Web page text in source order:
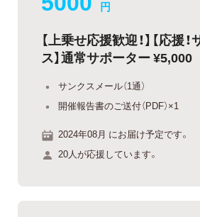
円
【上乗せ応援歓迎！】【応援
ス】通常サポーター ¥5,000
サンクスメール（1通）
開催報告書のご送付（PDF）×1
2024年08月 にお届け予定です。
20人が応援しています。